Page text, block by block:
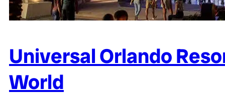
Universal Orlando
World